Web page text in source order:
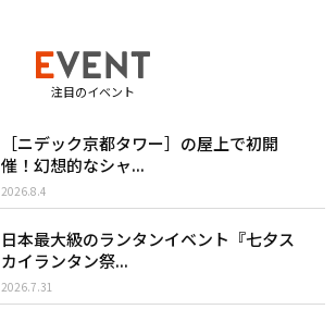
注目のイベント
［ニデック京都タワー］の屋上で初開
催！幻想的なシャ...
2026.8.4
日本最大級のランタンイベント『七夕ス
カイランタン祭...
2026.7.31